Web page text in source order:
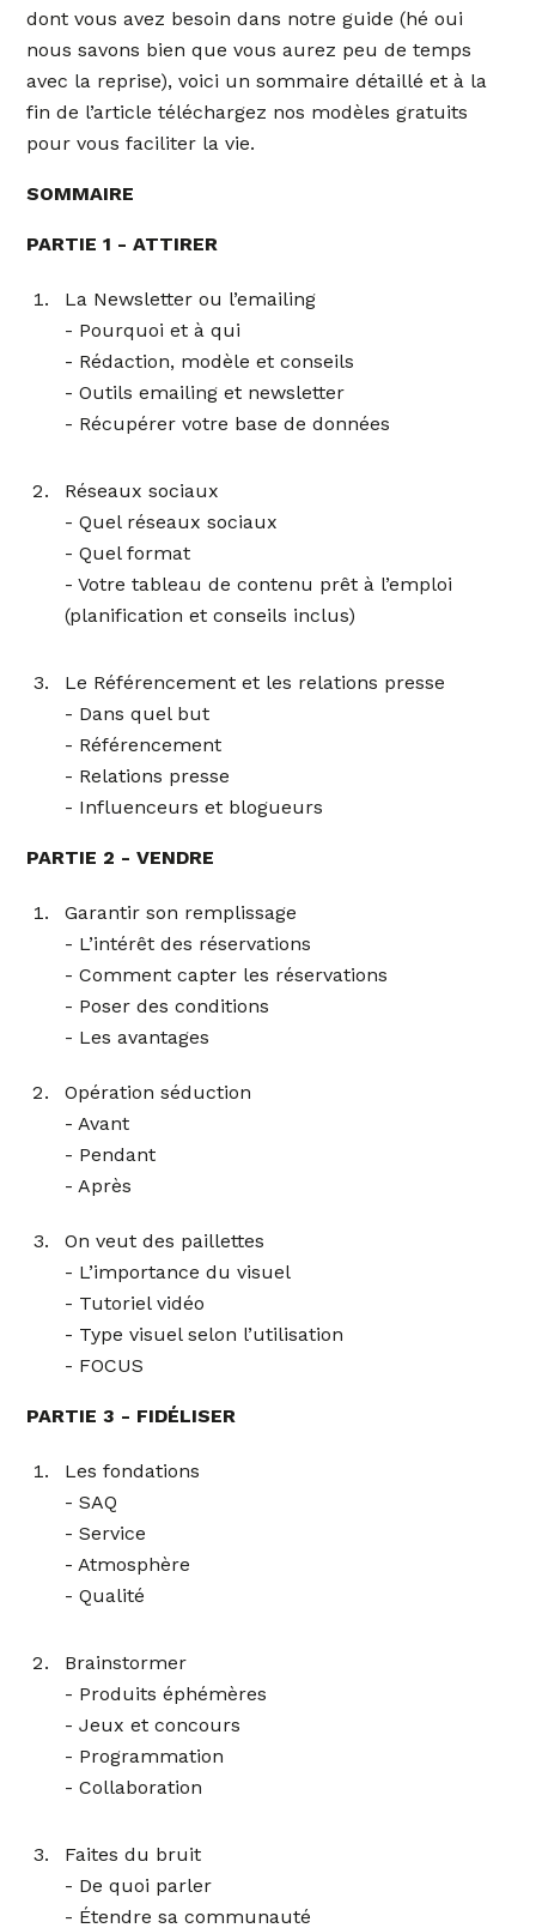
dont vous avez besoin dans notre guide (hé oui
nous savons bien que vous aurez peu de temps
avec la reprise), voici un sommaire détaillé et à la
fin de l’article téléchargez nos modèles gratuits
pour vous faciliter la vie.
SOMMAIRE
PARTIE 1 - ATTIRER
La Newsletter ou l’emailing
- Pourquoi et à qui
- Rédaction, modèle et conseils
- Outils emailing et newsletter
- Récupérer votre base de données
Réseaux sociaux
- Quel réseaux sociaux
- Quel format
- Votre tableau de contenu prêt à l’emploi
(planification et conseils inclus)
Le Référencement et les relations presse
- Dans quel but
- Référencement
- Relations presse
- Influenceurs et blogueurs
PARTIE 2 - VENDRE
Garantir son remplissage
- L’intérêt des réservations
- Comment capter les réservations
- Poser des conditions
- Les avantages
Opération séduction
- Avant
- Pendant
- Après
On veut des paillettes
- L’importance du visuel
- Tutoriel vidéo
- Type visuel selon l’utilisation
- FOCUS
PARTIE 3 - FIDÉLISER
Les fondations
- SAQ
- Service
- Atmosphère
- Qualité
Brainstormer
- Produits éphémères
- Jeux et concours
- Programmation
- Collaboration
Faites du bruit
- De quoi parler
- Étendre sa communauté